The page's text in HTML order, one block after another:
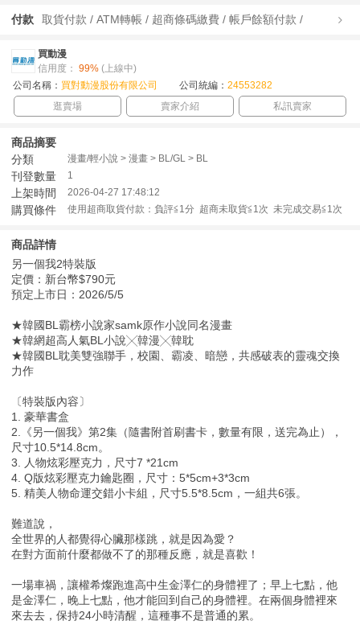
付款 取貨付款 / ATM轉帳 / 超商條碼繳費 / 帳戶餘額付款 /
買動漫
信用度： 99% (上線中)
公司名稱： 買對動漫股份有限公司 公司統編： 24553282
逛賣場
賣家介紹 私訊賣家
商品摘要
分類
漫畫/輕小說 > 漫畫 > BL/GL > BL
刊登數量 1
上架時間 2026-04-27 17:48:12
購買條件 使用超商取貨付款：負評≦1分 超商未取貨≦1次 未完成交易≦1次
商品詳情
另一個我2特裝版
定價：新台幣$790元
預定上市日：2026/5/5
★韓國BL霸榜小說家samk原作小說同名漫畫
★韓網超高人氣BL小說╳韓漫╳韓耽
★韓國BL耽美雙強聯手，校園、霸凌、暗戀，共感破表的靈魂交換
力作
〔特裝版內容〕
1. 豪華書盒
2.《另一個我》第2集（隨書附首刷書卡，數量有限，送完為止），
尺寸10.5*14.8cm。
3. 人物炫彩壓克力，尺寸7 *21cm
4. Q版炫彩壓克力鑰匙圈，尺寸：5*5cm+3*3cm
5. 精美人物命運交錯小卡組，尺寸5.5*8.5cm，一組共6張。
難道說，
全世界的人都覺得心臟那樣跳，就是因為愛？
在對方面前什麼都做不了的那種反應，就是喜歡！
一場車禍，讓權希燦跑進高中生金澤仁的身體裡了；早上七點，他
是金澤仁，晚上七點，他才能回到自己的身體裡。在兩個身體裡來
來去去，保持24小時清醒，這種事不是普通的累。